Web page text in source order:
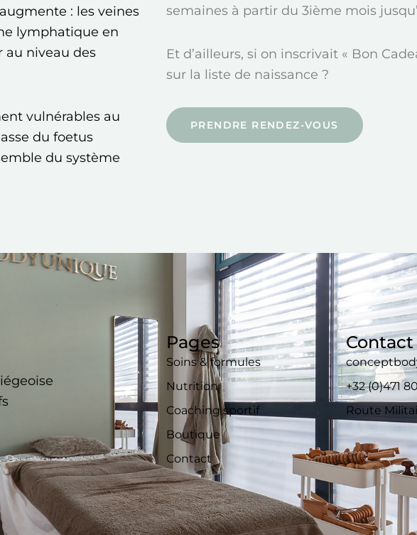
: les veines
lymphatique en
au niveau des
vulnérables au
du foetus
du système
semaines à partir du 3ième mois
Et d’ailleurs, si on inscrivait « Bon
sur la liste de naissance ?
PRENDRE RENDEZ-VOUS
Pages
Soins & formules
Nutrition
Coaching sportif
Boutique
Contact
Contact
+32 (0)471
Route